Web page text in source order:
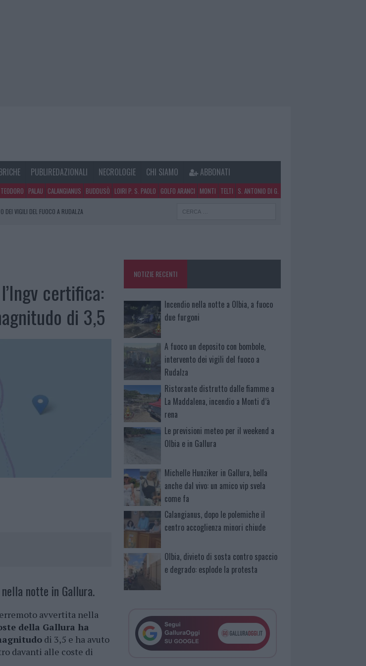
PUBLIREDAZIONALI NECROLOGIE CHI SIAMO ABBONATI
PALAU CALANGIANUS BUDDUSÒ LOIRI P. S. PAOLO GOLFO ARANCI MONTI TELTI S. ANTONIO DI G.
DEI VIGILI DEL FUOCO A RUDALZA
certifica:
di 3,5
notte in Gallura.
avvertita nella
della Gallura ha
di 3,5 e ha avuto
davanti alle coste di
NOTIZIE RECENTI
Incendio nella notte a Olbia, a fuoco
due furgoni
A fuoco un deposito con bombole,
intervento dei vigili del fuoco a
Rudalza
Ristorante distrutto dalle fiamme a
La Maddalena, incendio a Monti d’à
rena
Le previsioni meteo per il weekend a
Olbia e in Gallura
Michelle Hunziker in Gallura, bella
anche dal vivo: un amico vip svela
come fa
Calangianus, dopo le polemiche il
centro accoglienza minori chiude
Olbia, divieto di sosta contro spaccio
e degrado: esplode la protesta